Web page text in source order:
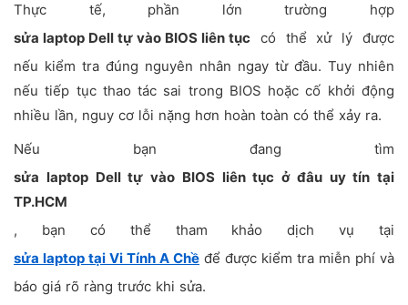
Thực tế, phần lớn trường hợp
sửa laptop Dell tự vào BIOS liên tục có thể xử lý được
nếu kiểm tra đúng nguyên nhân ngay từ đầu. Tuy nhiên
nếu tiếp tục thao tác sai trong BIOS hoặc cố khởi động
nhiều lần, nguy cơ lỗi nặng hơn hoàn toàn có thể xảy ra.
Nếu bạn đang tìm
sửa laptop Dell tự vào BIOS liên tục ở đâu uy tín tại
TP.HCM
, bạn có thể tham khảo dịch vụ tại
sửa laptop tại Vi Tính A Chề để được kiểm tra miễn phí và
báo giá rõ ràng trước khi sửa.